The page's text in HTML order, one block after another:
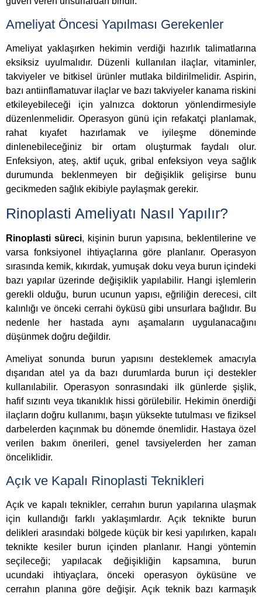
Ameliyat Öncesi Yapılması Gerekenler
Ameliyat yaklaşırken hekimin verdiği hazırlık talimatlarına
eksiksiz uyulmalıdır. Düzenli kullanılan ilaçlar, vitaminler,
takviyeler ve bitkisel ürünler mutlaka bildirilmelidir. Aspirin,
bazı antiinflamatuvar ilaçlar ve bazı takviyeler kanama riskini
etkileyebileceği için yalnızca doktorun yönlendirmesiyle
düzenlenmelidir. Operasyon günü için refakatçi planlamak,
rahat kıyafet hazırlamak ve iyileşme döneminde
dinlenebileceğiniz bir ortam oluşturmak faydalı olur.
Enfeksiyon, ateş, aktif uçuk, gribal enfeksiyon veya sağlık
durumunda beklenmeyen bir değişiklik gelişirse bunu
gecikmeden sağlık ekibiyle paylaşmak gerekir.
Rinoplasti Ameliyatı Nasıl Yapılır?
Rinoplasti süreci, kişinin burun yapısına, beklentilerine ve
varsa fonksiyonel ihtiyaçlarına göre planlanır. Operasyon
sırasında kemik, kıkırdak, yumuşak doku veya burun içindeki
bazı yapılar üzerinde değişiklik yapılabilir. Hangi işlemlerin
gerekli olduğu, burun ucunun yapısı, eğriliğin derecesi, cilt
kalınlığı ve önceki cerrahi öyküsü gibi unsurlara bağlıdır. Bu
nedenle her hastada aynı aşamaların uygulanacağını
düşünmek doğru değildir.
Ameliyat sonunda burun yapısını desteklemek amacıyla
dışarıdan atel ya da bazı durumlarda burun içi destekler
kullanılabilir. Operasyon sonrasındaki ilk günlerde şişlik,
hafif sızıntı veya tıkanıklık hissi görülebilir. Hekimin önerdiği
ilaçların doğru kullanımı, başın yüksekte tutulması ve fiziksel
darbelerden kaçınmak bu dönemde önemlidir. Hastaya özel
verilen bakım önerileri, genel tavsiyelerden her zaman
önceliklidir.
Açık ve Kapalı Rinoplasti Teknikleri
Açık ve kapalı teknikler, cerrahın burun yapılarına ulaşmak
için kullandığı farklı yaklaşımlardır. Açık teknikte burun
delikleri arasındaki bölgede küçük bir kesi yapılırken, kapalı
teknikte kesiler burun içinden planlanır. Hangi yöntemin
seçileceği; yapılacak değişikliğin kapsamına, burun
ucundaki ihtiyaçlara, önceki operasyon öyküsüne ve
cerrahın planına göre değişir. Açık teknik bazı karmaşık